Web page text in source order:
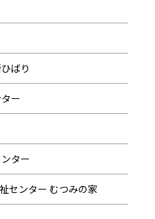
ばり
ー
ター
センター むつみの家